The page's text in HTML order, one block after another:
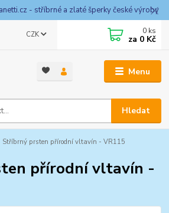
- stříbrné a zlaté šperky české výroby
Menu
CZK
Hledat
0 ks
za 0 Kč
Stříbrný prsten přírodní vltavín - VR115
přírodní vltavín -